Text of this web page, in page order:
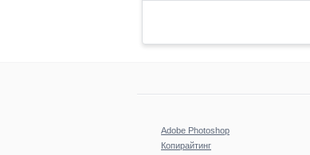
Adobe Photoshop
Копирайтинг